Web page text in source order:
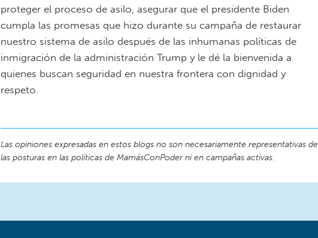
proteger el proceso de asilo, asegurar que el presidente Biden
cumpla las promesas que hizo durante su campaña de restaurar
nuestro sistema de asilo después de las inhumanas políticas de
inmigración de la administración Trump y le dé la bienvenida a
quienes buscan seguridad en nuestra frontera con dignidad y
respeto.
Las opiniones expresadas en estos blogs no son necesariamente representativas de
las posturas en las políticas de MamásConPoder ni en campañas activas.